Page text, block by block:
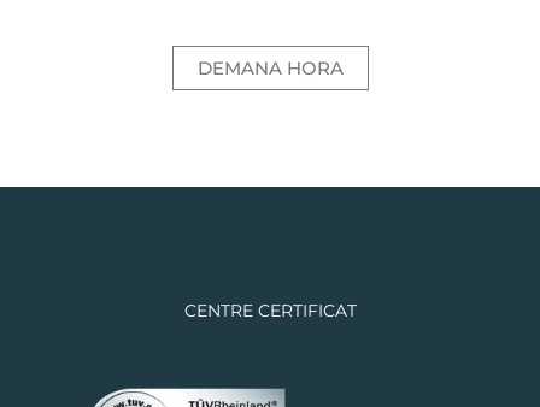
DEMANA HORA
CENTRE CERTIFICAT